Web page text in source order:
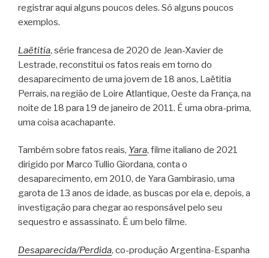
registrar aqui alguns poucos deles. Só alguns poucos
exemplos.
Laëtitia, série francesa de 2020 de Jean-Xavier de
Lestrade, reconstitui os fatos reais em torno do
desaparecimento de uma jovem de 18 anos, Laëtitia
Perrais, na região de Loire Atlantique, Oeste da França, na
noite de 18 para 19 de janeiro de 2011. É uma obra-prima,
uma coisa acachapante.
Também sobre fatos reais, Yara, filme italiano de 2021
dirigido por Marco Tullio Giordana, conta o
desaparecimento, em 2010, de Yara Gambirasio, uma
garota de 13 anos de idade, as buscas por ela e, depois, a
investigação para chegar ao responsável pelo seu
sequestro e assassinato. É um belo filme.
Desaparecida/Perdida, co-produção Argentina-Espanha